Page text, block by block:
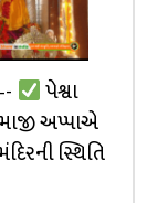
પેશ્વા
અપ્પાએ
સ્થિતિ